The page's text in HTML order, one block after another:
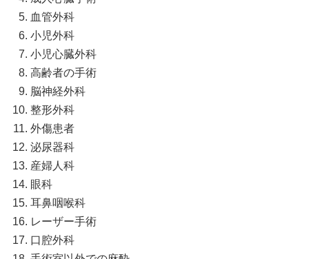
血管外科
小児外科
小児心臓外科
高齢者の手術
脳神経外科
整形外科
外傷患者
泌尿器科
産婦人科
眼科
耳鼻咽喉科
レーザー手術
口腔外科